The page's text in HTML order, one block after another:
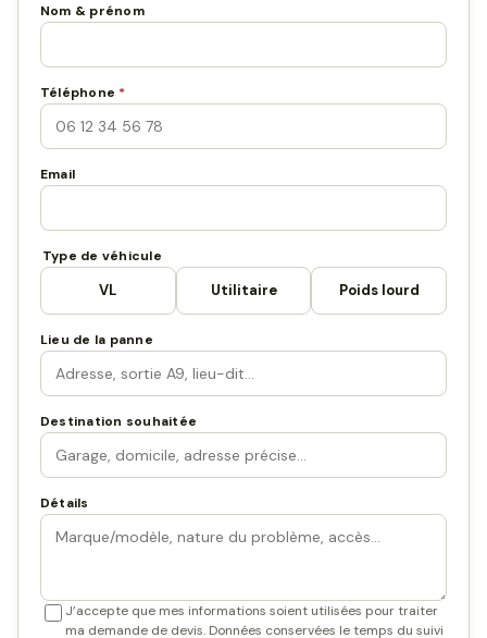
Nom & prénom
Téléphone *
Email
Type de véhicule
VL Utilitaire Poids lourd
Lieu de la panne
Destination souhaitée
Détails
J’accepte que mes informations soient utilisées pour traiter
ma demande de devis. Données conservées le temps du suivi